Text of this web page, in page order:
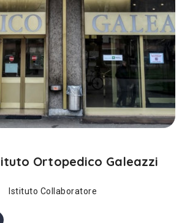
Ortopedico Galeazzi
Istituto Collaboratore